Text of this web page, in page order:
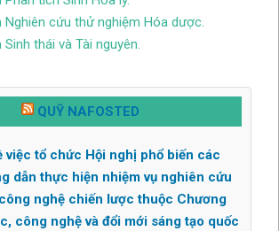
Nghiên cứu thử nghiệm Hóa dược.
Sinh thái và Tài nguyên.
QUỸ NAFOSTED
việc tổ chức Hội nghị phổ biến các
dẫn thực hiện nhiệm vụ nghiên cứu
nghệ chiến lược thuộc Chương
công nghệ và đổi mới sáng tạo quốc